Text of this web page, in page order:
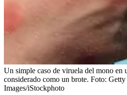
Un simple caso de viruela del mono en
considerado como un brote. Foto: Getty
Images/iStockphoto